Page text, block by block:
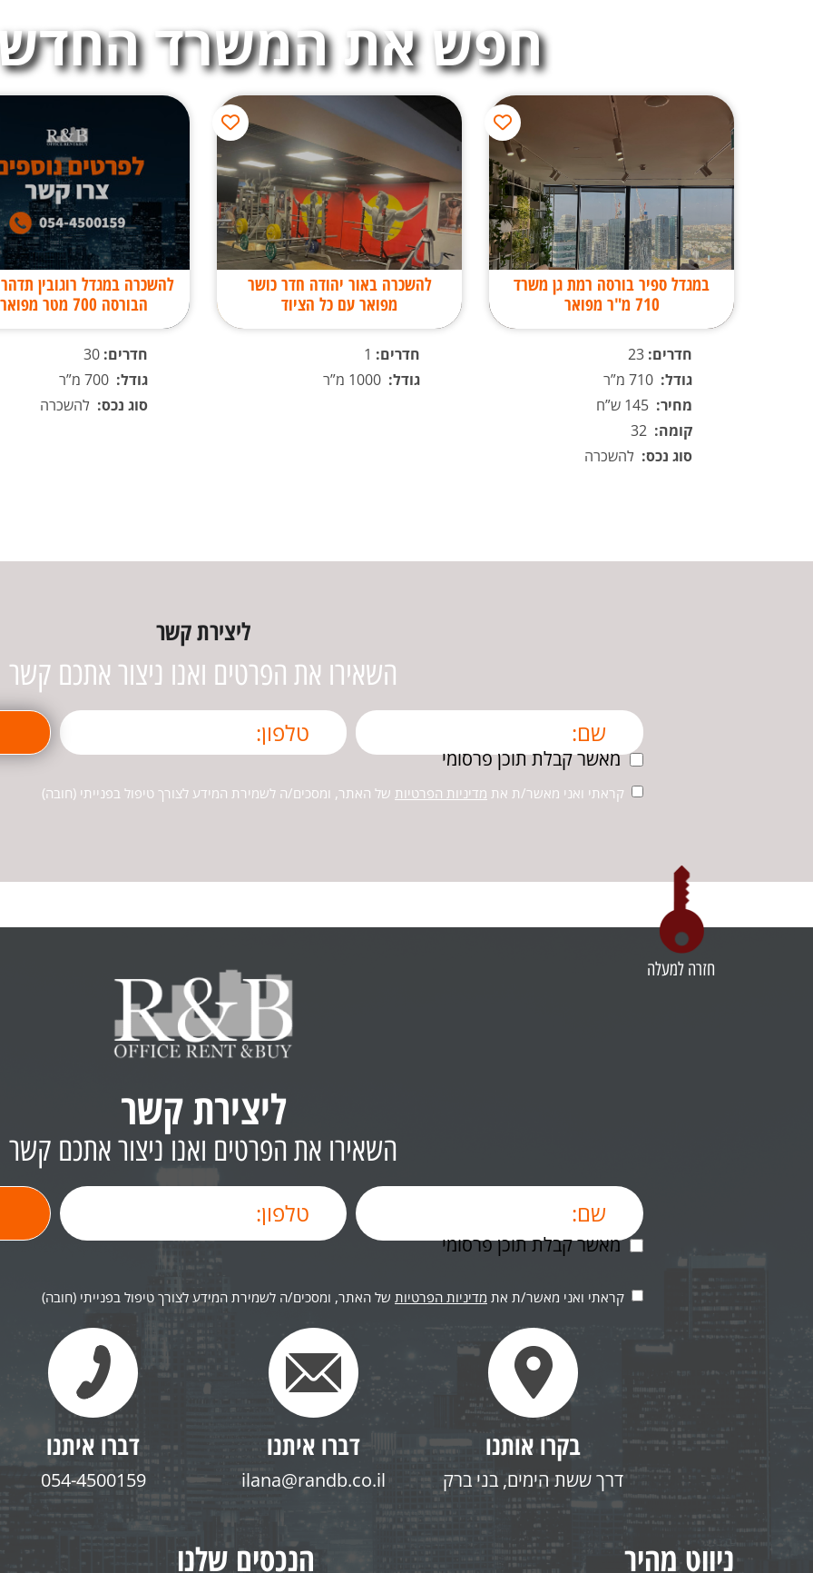
חפש את המשרד
במגדל ספיר בורסה רמת גן משרד
710 מ"ר מפואר
חדרים:
גודל:
מחיר:
קומה:
סוג נכס: להשכרה
להשכרה באור יהודה חדר כושר
מפואר עם כל הציוד
חדרים:
גודל:
להשכרה במגדל רוגובין
הבורסה 700 מטר מפוארים
חדרים:
גודל:
סוג נכס: להשכרה
ליצירת קשר
השאירו את הפרטים ואנו ניצור אתכם קשר
מאשר קבלת תוכן פרסומי
קראתי ואני מאשר/ת את מדיניות הפרטיות של האתר, ומסכים/ה לשמירת המידע לצורך טיפול בפנייתי (חובה)
חזרה למעלה
ליצירת קשר
השאירו את הפרטים ואנו ניצור אתכם קשר
מאשר קבלת תוכן פרסומי
קראתי ואני מאשר/ת את מדיניות הפרטיות של האתר, ומסכים/ה לשמירת המידע לצורך טיפול בפנייתי (חובה)
בקרו אותנו
דרך ששת הימים, בני ברק
דברו איתנו
ilana@randb.co.il
דברו איתנו
054-4500159
ניווט מהיר הנכסים שלנו